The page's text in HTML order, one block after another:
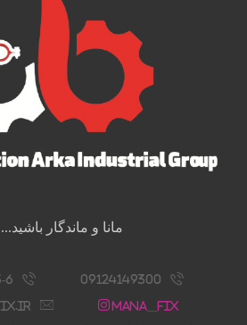
مانا و ماندگار
09124149300
6
Mana__fix